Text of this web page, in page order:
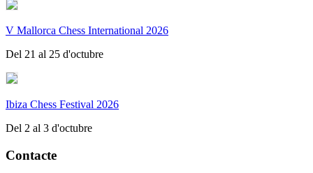
V Mallorca Chess International 2026
Del 21 al 25 d'octubre
Ibiza Chess Festival 2026
Del 2 al 3 d'octubre
Contacte